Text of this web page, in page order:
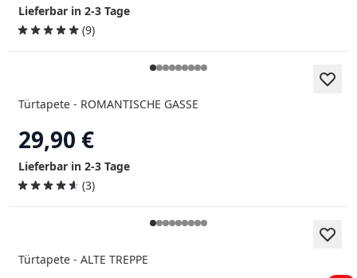
Lieferbar in 2-3 Tage
(9)
Türtapete - ROMANTISCHE GASSE
29,90 €
Lieferbar in 2-3 Tage
(3)
Türtapete - ALTE TREPPE